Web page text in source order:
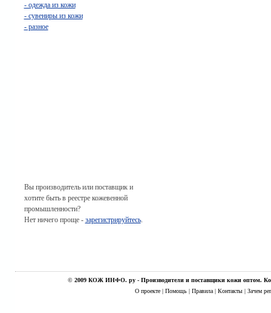
- одежда из кожи
- сувениры из кожи
- разное
Вы производитель или поставщик и
хотите быть в реестре кожевенной
промышленности?
Нет ничего проще - зарегистрируйтесь.
© 2009 КОЖ ИНФО. ру - Производители и поставщики кожи оптом.
О проекте | Помощь | Правила | Контакты | Зачем